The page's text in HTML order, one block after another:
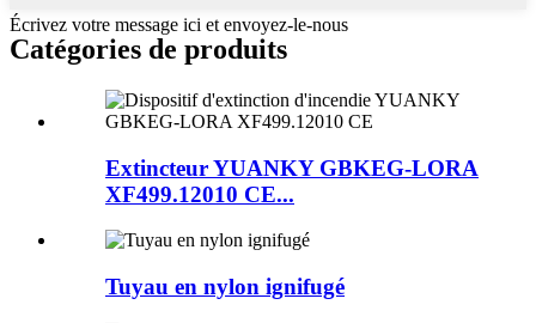
Écrivez votre message ici et envoyez-le-nous
Catégories de produits
Extincteur YUANKY GBKEG-LORA
XF499.12010 CE...
Tuyau en nylon ignifugé